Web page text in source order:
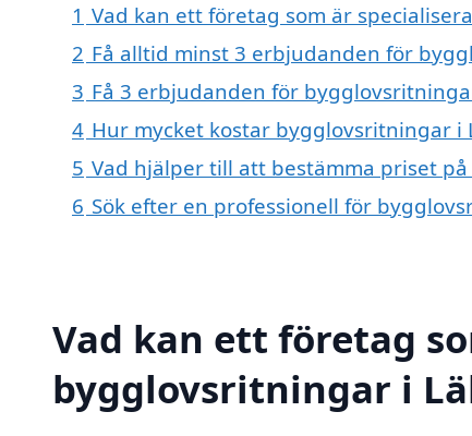
1 Vad kan ett företag som är
2 Få alltid minst 3 erbjudanden för
3 Få 3 erbjudanden för
4 Hur mycket kostar bygglovsritningar i
5 Vad hjälper till att bestämma priset
6 Sök efter en professionell för
Vad kan ett företag
bygglovsritningar i